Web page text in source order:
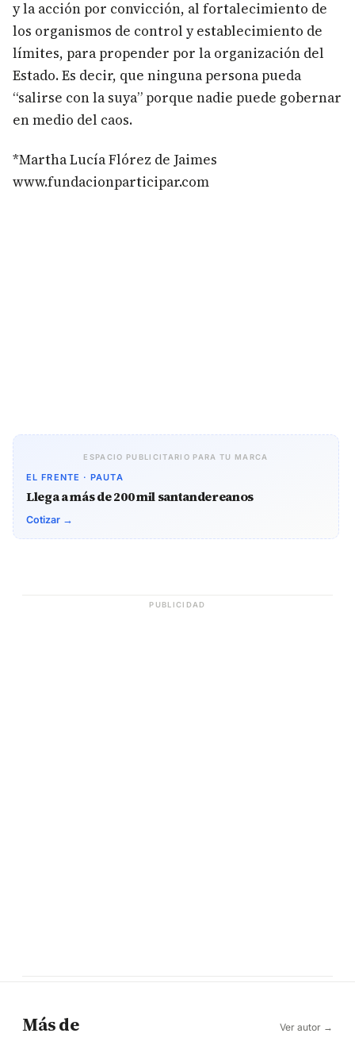
y la acción por convicción, al fortalecimiento de
los organismos de control y establecimiento de
límites, para propender por la organización del
Estado. Es decir, que ninguna persona pueda
“salirse con la suya” porque nadie puede gobernar
en medio del caos.
*Martha Lucía Flórez de Jaimes
www.fundacionparticipar.com
ESPACIO PUBLICITARIO PARA TU MARCA
EL FRENTE · PAUTA
Llega a más de 200 mil santandereanos
Cotizar →
PUBLICIDAD
Más de Ver autor →